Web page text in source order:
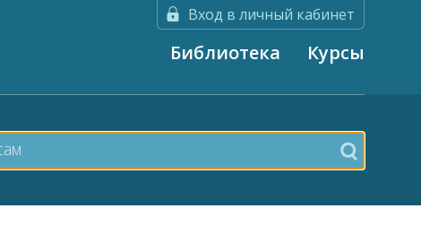
Вход в личный кабинет
Библиотека Курсы